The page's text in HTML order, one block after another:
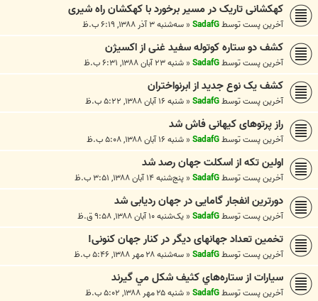
کهکشانی تاریک در مسیر برخورد با کهکشان راه شیری
آخرین پست توسطSadafG
« سه‌شنبه ۳ آذر ۱۳۸۸, ۶:۱۹ ب.ظ
کشف دو ستاره کوتوله سفید غنی از اکسیژن
آخرین پست توسطSadafG
« شنبه ۲۳ آبان ۱۳۸۸, ۶:۳۱ ب.ظ
کشف یک نوع جدید از ابرنواختران
آخرین پست توسطSadafG
« شنبه ۱۶ آبان ۱۳۸۸, ۵:۲۲ ب.ظ
راز پرتوهای کیهانی فاش شد
آخرین پست توسطSadafG
« شنبه ۱۶ آبان ۱۳۸۸, ۵:۰۸ ب.ظ
اولین تکه از اسکلت جهان رصد شد
آخرین پست توسطSadafG
« پنج‌شنبه ۱۴ آبان ۱۳۸۸, ۳:۵۱ ب.ظ
دورترین انفجار گامایی در جهان ردیابی شد
آخرین پست توسطSadafG
« یک‌شنبه ۱۰ آبان ۱۳۸۸, ۹:۵۸ ق.ظ
تخمین تعداد جهانهای دیگر در کنار جهان کنونی!
آخرین پست توسطSadafG
« سه‌شنبه ۲۸ مهر ۱۳۸۸, ۵:۴۶ ب.ظ
سيارات از ستاره‌هاي كثيف شكل مي گيرند
آخرین پست توسطSadafG
« شنبه ۲۵ مهر ۱۳۸۸, ۵:۰۲ ب.ظ